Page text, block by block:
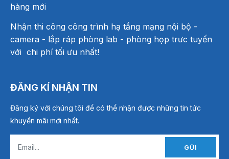
hàng mới
Nhận thi công công trình hạ tầng mạng nội bộ -
camera - lắp ráp phòng lab - phòng họp trưc tuyến
với chi phí tối ưu nhất!
ĐĂNG KÍ NHẬN TIN
Đăng ký với chúng tôi để có thể nhận được những tin tức
khuyến mãi mới nhất.
GỬI